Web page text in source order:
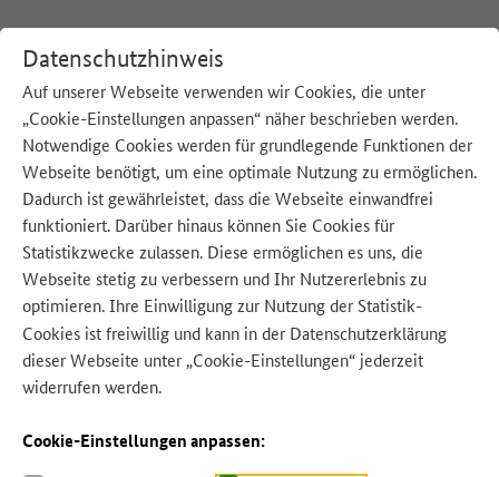
Datenschutzhinweis
Auf unserer Webseite verwenden wir Cookies, die unter
„Cookie-Einstellungen anpassen“ näher beschrieben werden.
Notwendige Cookies werden für grundlegende Funktionen der
Webseite benötigt, um eine optimale Nutzung zu ermöglichen.
Dadurch ist gewährleistet, dass die Webseite einwandfrei
funktioniert. Darüber hinaus können Sie Cookies für
Statistikzwecke zulassen. Diese ermöglichen es uns, die
Webseite stetig zu verbessern und Ihr Nutzererlebnis zu
optimieren. Ihre Einwilligung zur Nutzung der Statistik-
Cookies ist freiwillig und kann in der Datenschutzerklärung
dieser Webseite unter „Cookie-Einstellungen“ jederzeit
widerrufen werden.
Cookie-Einstellungen anpassen:
:Startseite T Tee